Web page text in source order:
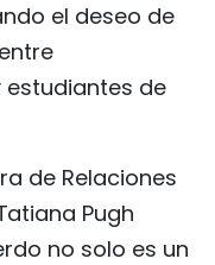
el deseo de
estudiantes de
de Relaciones
Pugh
no solo es un